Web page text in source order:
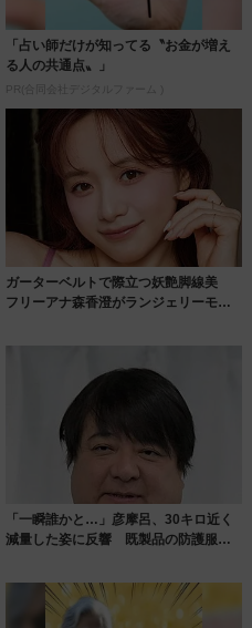
「占い師だけが知ってる〝お金が増え
る人の共通点〟」
PR(合同会社デジタルファーム )
ガーターベルトで際立つ妖艶脚線美
フリーアナ森香澄がランジェリーモデ
「一瞬誰かと…」彦摩呂、30キロ近く
減量した姿に反響 既製品の防護服が